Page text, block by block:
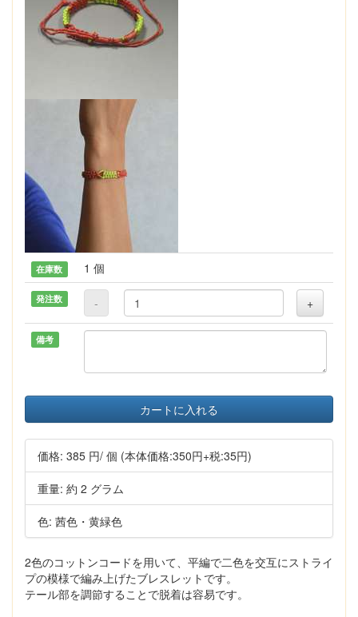
在庫数 1 個
発注数 - +
備考
カートに入れる
価格: 385 円/ 個 (本体価格:350円+税:35円)
重量: 約 2 グラム
色: 茜色・黄緑色
2色のコットンコードを用いて、平編で二色を交互にストライ
プの模様で編み上げたブレスレットです。
テール部を調節することで脱着は容易です。